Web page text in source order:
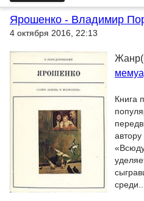
Ярошенко - Владимир
4 октября 2016, 22:13
Книга
среди...